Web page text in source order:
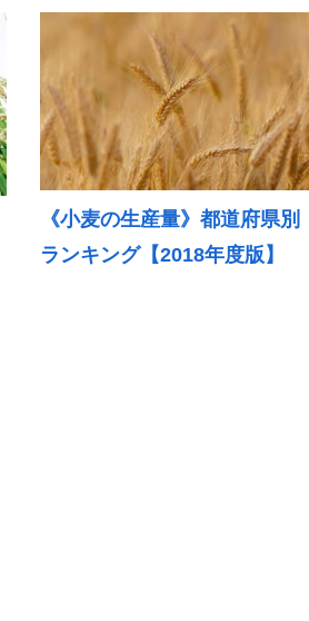
《小麦の生産量》都道府県別
ランキング【2018年度版】